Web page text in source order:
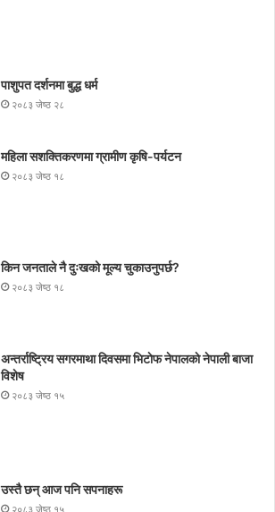
पाशुपत दर्शनमा बुद्ध धर्म​
२०८३ जेष्ठ २८
महिला सशक्तिकरणमा ग्रामीण कृषि-पर्यटन
२०८३ जेष्ठ १८
किन जनताले नै दुःखको मूल्य चुकाउनुपर्छ?
२०८३ जेष्ठ १८
अन्तर्राष्ट्रिय सगरमाथा दिवसमा भिटाेफ नेपालकाे नेपाली बाजा
विशेष
२०८३ जेष्ठ १५
उस्तै छन् आज पनि सपनाहरू
२०८३ जेष्ठ १५